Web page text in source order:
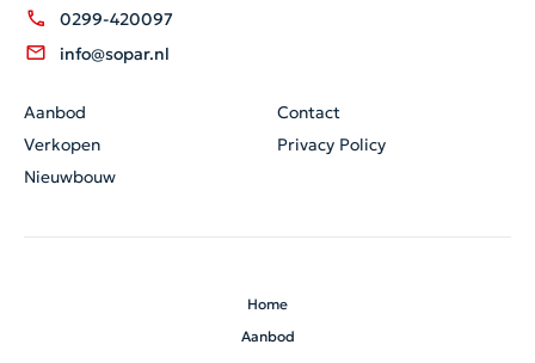
0299-420097
info@sopar.nl
Aanbod
Verkopen
Nieuwbouw
Contact
Privacy Policy
Home
Aanbod